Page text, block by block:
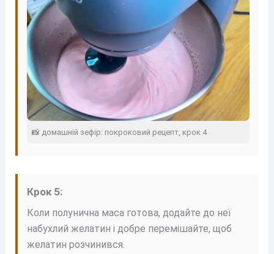
📸 домашній зефір: покроковий рецепт, крок 4
Крок 5:
Коли полунична маса готова, додайте до неї
набухлий желатин і добре перемішайте, щоб
желатин розчинився.